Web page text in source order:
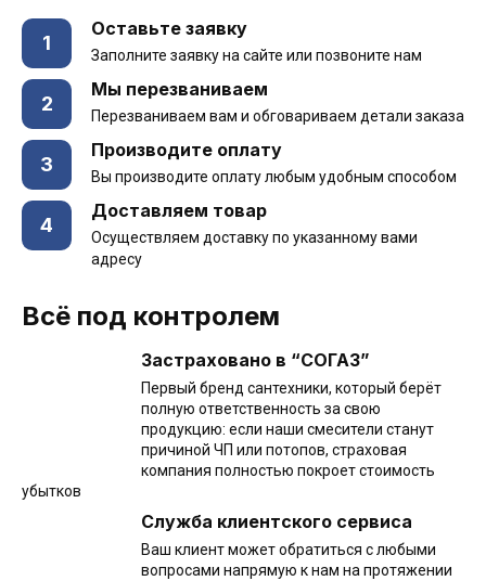
1
Оставьте заявку
Заполните заявку на сайте или позвоните нам
2
Мы перезваниваем
Перезваниваем вам и обговариваем детали заказа
3
Производите оплату
Вы производите оплату любым удобным способом
4
Доставляем товар
Осуществляем доставку по указанному вами
адресу
Всё под контролем
Застраховано в “СОГАЗ”
Первый бренд сантехники, который берёт
полную ответственность за свою
продукцию: если наши смесители станут
причиной ЧП или потопов, страховая
компания полностью покроет стоимость
убытков
Служба клиентского сервиса
Ваш клиент может обратиться с любыми
вопросами напрямую к нам на протяжении